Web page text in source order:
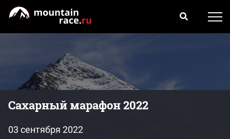
Сахарный марафон 2022
03 сентября 2022